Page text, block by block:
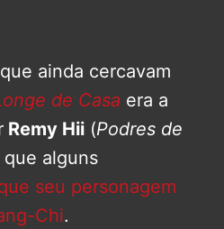
ainda cercavam
de Casa era a
Remy Hii (Podres de
alguns
seu personagem
Chi.